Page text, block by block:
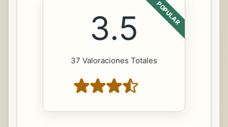
POPULAR
3.5
37 Valoraciones Totales